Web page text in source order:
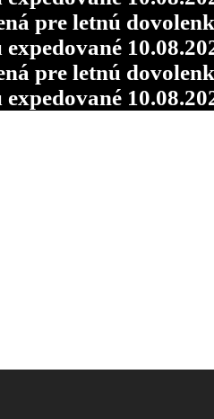
pre letnú
pre letnú